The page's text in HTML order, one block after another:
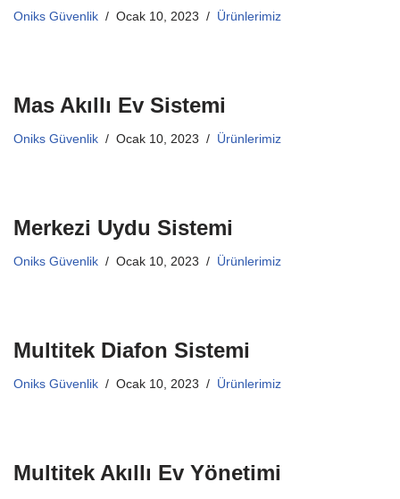
Oniks Güvenlik Ocak 10, 2023 Ürünlerimiz
Mas Akıllı Ev Sistemi
Oniks Güvenlik Ocak 10, 2023 Ürünlerimiz
Merkezi Uydu Sistemi
Oniks Güvenlik Ocak 10, 2023 Ürünlerimiz
Multitek Diafon Sistemi
Oniks Güvenlik Ocak 10, 2023 Ürünlerimiz
Multitek Akıllı Ev Yönetimi